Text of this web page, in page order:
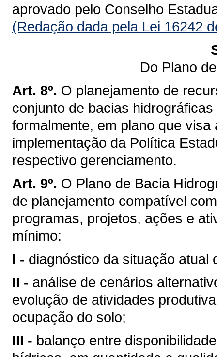
aprovado pelo Conselho
(Redação dada pela Lei 16242
Do Plano
Art. 8º. O planejamento de
conjunto de bacias
formalmente, em plano que
implementação da Política
respectivo gerenciamento.
Art. 9º. O Plano de Bacia
de planejamento compatível
programas, projetos, ações e
mínimo:
I - diagnóstico da situação atual
II - análise de cenários
evolução de atividades
ocupação do solo;
III - balanço entre